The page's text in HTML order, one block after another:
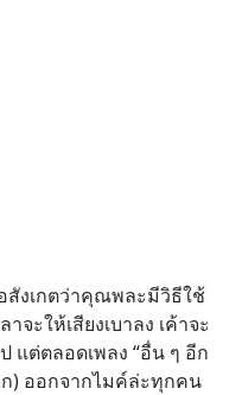
สังเกตว่าคุณพละมีวิธีใช้
ะให้เสียงเบาลง เค้าจะ
แต่ตลอดเพลง “อื่น ๆ อีก
) ออกจากไมค์ล่ะทุกคน